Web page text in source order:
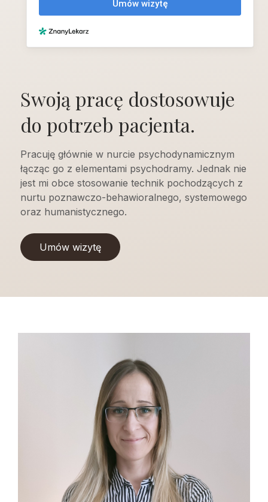
Swoją pracę dostosowuje
do potrzeb pacjenta.
Pracuję głównie w nurcie psychodynamicznym
łącząc go z elementami psychodramy. Jednak nie
jest mi obce stosowanie technik pochodzących z
nurtu poznawczo-behawioralnego, systemowego
oraz humanistycznego.
Umów wizytę